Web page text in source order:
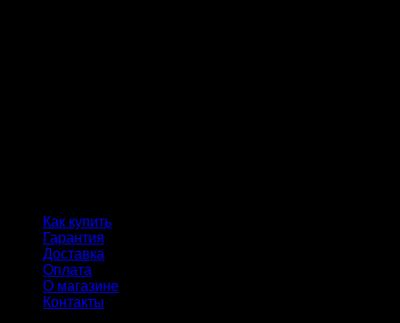
Как купить
Гарантия
Доставка
Оплата
О магазине
Контакты